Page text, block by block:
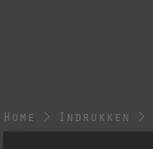
Home > Indrukken >